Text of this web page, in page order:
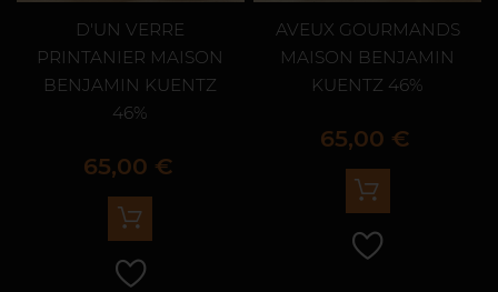
D'UN VERRE
PRINTANIER MAISON
BENJAMIN KUENTZ
46%
Prix
65,00 €
AVEUX GOURMANDS
MAISON BENJAMIN
KUENTZ 46%
Prix
65,00 €